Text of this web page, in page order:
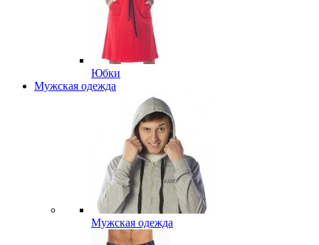
Юбки
Мужская одежда
Мужская одежда